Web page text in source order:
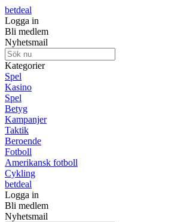
betdeal
Logga in
Bli medlem
Nyhetsmail
Kategorier
Spel
Kasino
Spel
Betyg
Kampanjer
Taktik
Beroende
Fotboll
Amerikansk fotboll
Cykling
betdeal
Logga in
Bli medlem
Nyhetsmail